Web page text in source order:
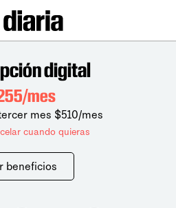
digital
mes
mes $510/mes
cuando quieras
beneficios